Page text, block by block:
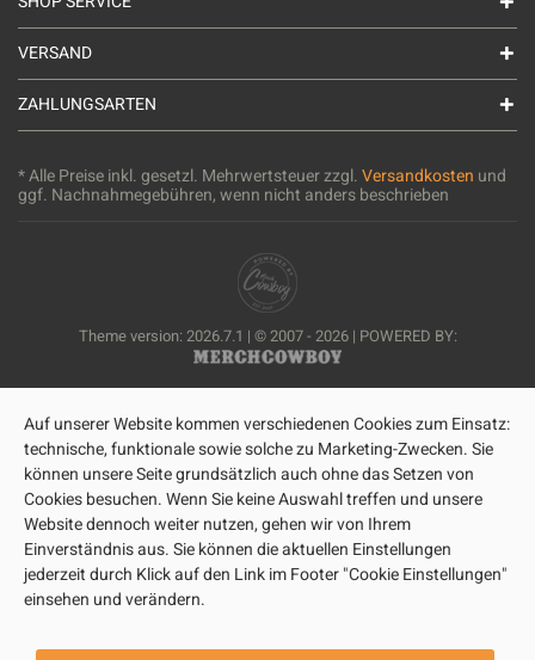
VERSAND
ZAHLUNGSARTEN
* Alle Preise inkl. gesetzl. Mehrwertsteuer zzgl.Versandkosten und
ggf. Nachnahmegebühren, wenn nicht anders beschrieben
Theme version: 2026.7.1 | © 2007 - 2026 | POWERED BY:
Auf unserer Website kommen verschiedenen Cookies zum Einsatz:
technische, funktionale sowie solche zu Marketing-Zwecken. Sie
können unsere Seite grundsätzlich auch ohne das Setzen von
Cookies besuchen. Wenn Sie keine Auswahl treffen und unsere
Website dennoch weiter nutzen, gehen wir von Ihrem
Einverständnis aus. Sie können die aktuellen Einstellungen
jederzeit durch Klick auf den Link im Footer "Cookie Einstellungen"
einsehen und verändern.